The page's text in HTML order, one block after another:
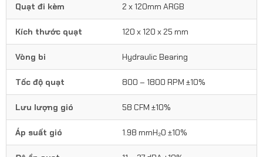
Quạt đi kèm 2 x 120mm ARGB
Kích thước quạt 120 x 120 x 25 mm
Vòng bi Hydraulic Bearing
Tốc độ quạt 800 – 1800 RPM ±10%
Lưu lượng gió 58 CFM ±10%
Áp suất gió 1.98 mmH₂O ±10%